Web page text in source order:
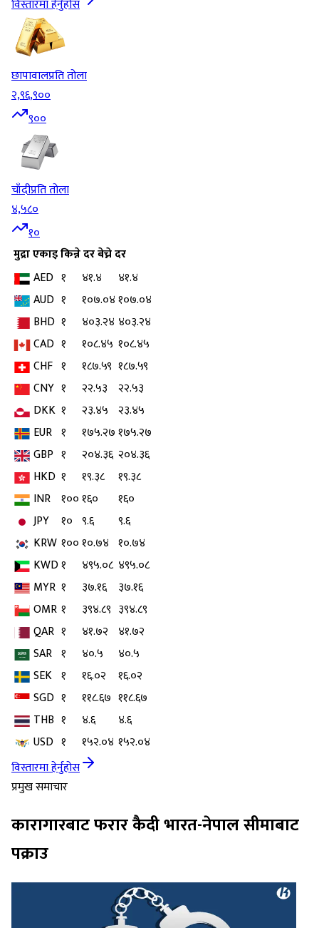
विस्तारमा हेर्नुहोस
छापावालप्रति तोला
२,९६,९००
९००
चाँदीप्रति तोला
४,५८०
१०
मुद्राएकाइकिन्ने दरबेच्ने दर
AED १ ४१.४
४१.४
AUD १ १०७.०४१०७.०४
BHD १ ४०३.२४ ४०३.२४
CAD १ १०८.४५ १०८.४५
CHF १ १८७.५९ १८७.५९
CNY १ २२.५३
२२.५३
DKK १ २३.४५ २३.४५
EUR १ १७५.२७१७५.२७
GBP १ २०४.३६ २०४.३६
HKD १ १९.३८
१९.३८
INR १००१६०
१६०
JPY
१० ९.६
९.६
KRW १००१०.७४ १०.७४
KWD१ ४९५.०८ ४९५.०८
MYR १ ३७.१६
३७.१६
OMR १ ३९४.८९ ३९४.८९
QAR १ ४१.७२ ४१.७२
SAR १ ४०.५
४०.५
SEK १ १६.०२
१६.०२
SGD १ ११८.६७ ११८.६७
THB १ ४.६
४.६
USD १ १५२.०४ १५२.०४
विस्तारमा हेर्नुहोस
प्रमुख समाचार
कारागारबाट फरार कैदी भारत-नेपाल सीमाबाट
पक्राउ